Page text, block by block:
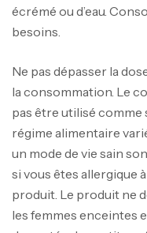
écrémé ou d’eau.
besoins.
Ne pas dépasser la
la consommation. Le
pas être utilisé
régime alimentaire
un mode de vie sain
si vous êtes allergique
produit. Le produit ne
les femmes enceintes